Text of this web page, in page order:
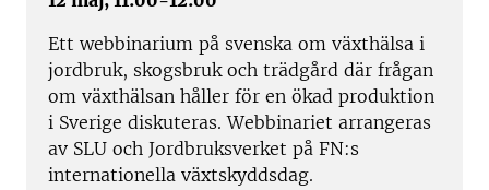
Ett webbinarium på svenska om växthälsa i
jordbruk, skogsbruk och trädgård där frågan
om växthälsan håller för en ökad produktion
i Sverige diskuteras. Webbinariet arrangeras
av SLU och Jordbruksverket på FN:s
internationella växtskyddsdag.